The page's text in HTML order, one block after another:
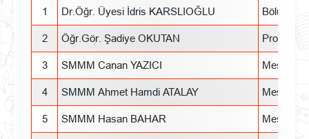
1 Dr.Öğr. Üyesi İdris KARSLIOĞLU Bölüm
2 Öğr.Gör. Şadiye OKUTAN Program
3 SMMM Canan YAZICI Meslek
4 SMMM Ahmet Hamdi ATALAY Meslek
5 SMMM Hasan BAHAR Meslek